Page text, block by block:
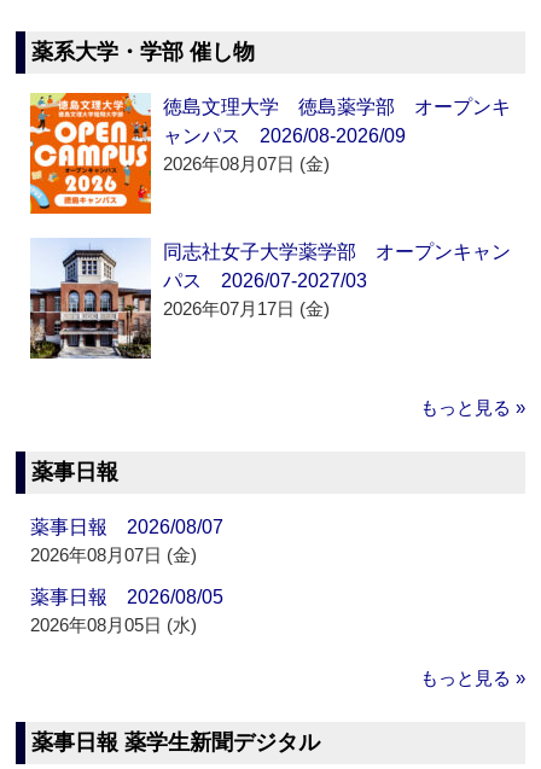
薬系大学・学部 催し物
徳島文理大学 徳島薬学部 オープンキ
ャンパス 2026/08-2026/09
2026年08月07日 (金)
同志社女子大学薬学部 オープンキャン
パス 2026/07-2027/03
2026年07月17日 (金)
もっと見る »
薬事日報
薬事日報 2026/08/07
2026年08月07日 (金)
薬事日報 2026/08/05
2026年08月05日 (水)
もっと見る »
薬事日報 薬学生新聞デジタル